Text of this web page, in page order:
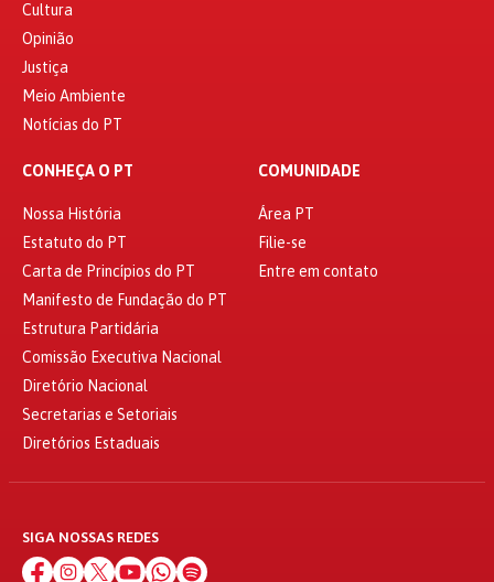
Cultura
Opinião
Justiça
Meio Ambiente
Notícias do PT
CONHEÇA O PT
Nossa História
Estatuto do PT
Carta de Princípios do PT
Manifesto de Fundação do PT
Estrutura Partidária
Comissão Executiva Nacional
Diretório Nacional
Secretarias e Setoriais
Diretórios Estaduais
COMUNIDADE
Área PT
Filie-se
Entre em contato
SIGA NOSSAS REDES